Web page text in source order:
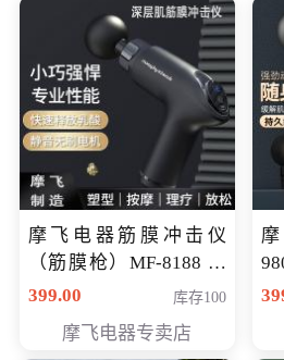
摩飞电器筋膜冲击仪
（筋膜枪）MF-8188 会
员专享价268元
399.00 库存100
摩飞电器专卖店
元